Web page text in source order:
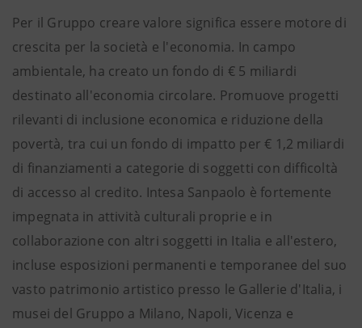
Per il Gruppo creare valore significa essere motore di
crescita per la società e l'economia. In campo
ambientale, ha creato un fondo di € 5 miliardi
destinato all'economia circolare. Promuove progetti
rilevanti di inclusione economica e riduzione della
povertà, tra cui un fondo di impatto per € 1,2 miliardi
di finanziamenti a categorie di soggetti con difficoltà
di accesso al credito. Intesa Sanpaolo è fortemente
impegnata in attività culturali proprie e in
collaborazione con altri soggetti in Italia e all'estero,
incluse esposizioni permanenti e temporanee del suo
vasto patrimonio artistico presso le Gallerie d'Italia, i
musei del Gruppo a Milano, Napoli, Vicenza e